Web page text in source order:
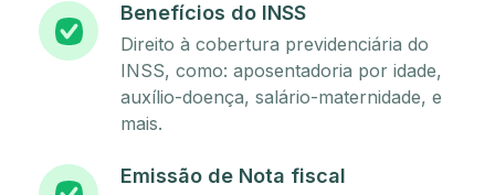
Benefícios do INSS
Direito à cobertura previdenciária do
INSS, como: aposentadoria por idade,
auxílio-doença, salário-maternidade, e
mais.
Emissão de Nota fiscal